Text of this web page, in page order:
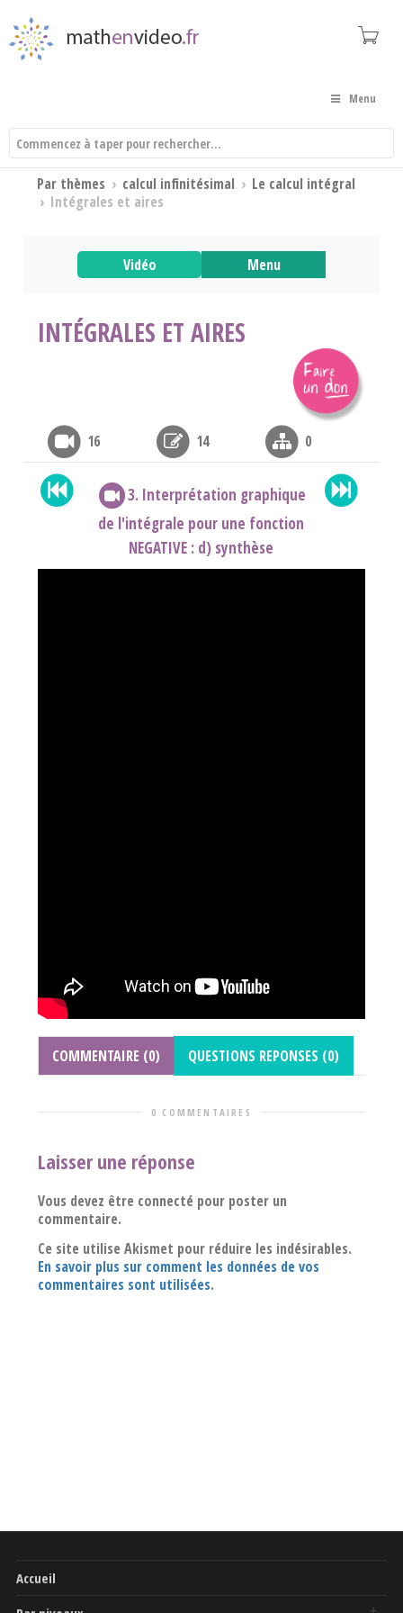
Menu
Par thèmes › calcul infinitésimal › Le calcul intégral
› Intégrales et aires
Vidéo Menu
INTÉGRALES ET AIRES
16 14 0
3. Interprétation graphique
de l'intégrale pour une fonction
NEGATIVE : d) synthèse
COMMENTAIRE (0) QUESTIONS REPONSES (0)
0 COMMENTAIRES
Laisser une réponse
Vous devez être connecté pour poster un
commentaire.
Ce site utilise Akismet pour réduire les indésirables.
En savoir plus sur comment les données de vos
commentaires sont utilisées.
Accueil